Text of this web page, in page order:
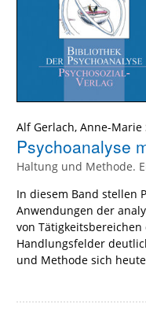
Alf Gerlach, Anne-Marie
Psychoanalyse
Haltung und Methode.
In diesem Band stellen
Anwendungen der
von
Handlungsfelder
und Methode sich